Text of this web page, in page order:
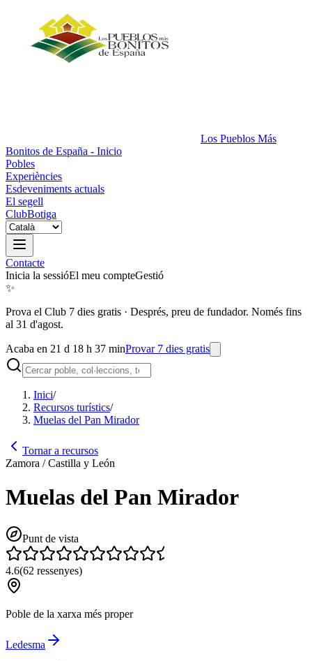
Los Pueblos Más
Bonitos de España - Inicio
Pobles
Experiències
Esdeveniments actuals
El segell
ClubBotiga
Contacte
Inicia la sessióEl meu compteGestió
✨
Prova el Club 7 dies gratis · Després, preu de fundador. Només fins
al 31 d'agost.
Acaba en 21 d 18 h 37 minProvar 7 dies gratis
Inici/
Recursos turístics/
Muelas del Pan Mirador
Tornar a recursos
Zamora / Castilla y León
Muelas del Pan Mirador
Punt de vista
4.6(62 ressenyes)
Poble de la xarxa més proper
Ledesma